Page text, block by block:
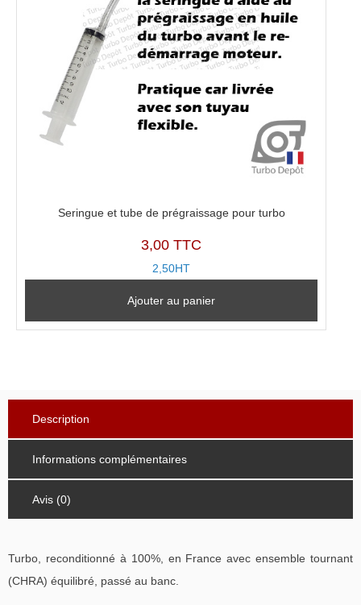
Seringue et tube de prégraissage pour turbo
3,00 TTC
2,50HT
Ajouter au panier
Description
Informations complémentaires
Avis (0)
Turbo, reconditionné à 100%, en France avec ensemble tournant
(CHRA) équilibré, passé au banc.